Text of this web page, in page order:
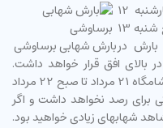
بارش شهابی برساوشی
اوج بارش امسال نیز از ساعت 22 چهارشنبه 12
آگوست (21 مرداد) تا 30 دقیقه بامداد پنج شنبه 13
بارش در
بالای افق قرار خواهد داشت.
بنابراین پیشنهاد می شود رصد اصلی را از شامگاه 21 مرداد تا صبح 22 مرداد
برای رصد نخواهد داشت و اگر
شهابهای زیادی خواهید بود.